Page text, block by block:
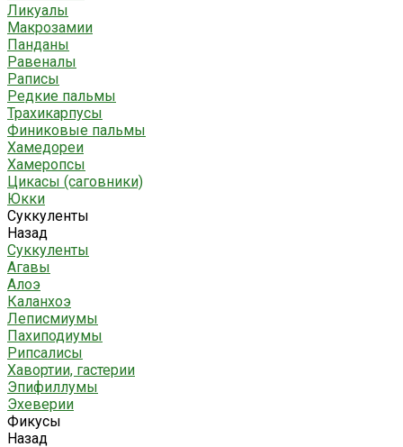
Ликуалы
Макрозамии
Панданы
Равеналы
Раписы
Редкие пальмы
Трахикарпусы
Финиковые пальмы
Хамедореи
Хамеропсы
Цикасы (саговники)
Юкки
Суккуленты
Назад
Суккуленты
Агавы
Алоэ
Каланхоэ
Леписмиумы
Пахиподиумы
Рипсалисы
Хавортии, гастерии
Эпифиллумы
Эхеверии
Фикусы
Назад